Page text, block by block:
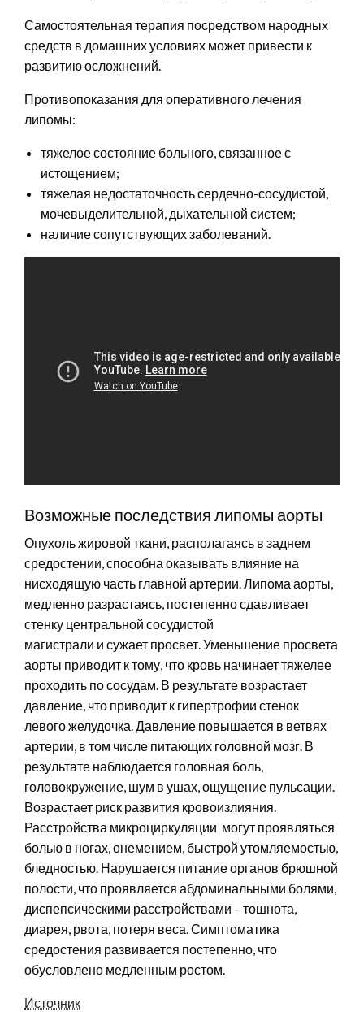
Самостоятельная терапия посредством народных
средств в домашних условиях может привести к
развитию осложнений.
Противопоказания для оперативного лечения
липомы:
тяжелое состояние больного, связанное с
истощением;
тяжелая недостаточность сердечно-сосудистой,
мочевыделительной, дыхательной систем;
наличие сопутствующих заболеваний.
Возможные последствия липомы аорты
Опухоль жировой ткани, располагаясь в заднем
средостении, способна оказывать влияние на
нисходящую часть главной артерии. Липома аорты,
медленно разрастаясь, постепенно сдавливает
стенку центральной сосудистой
магистрали и сужает просвет. Уменьшение просвета
аорты приводит к тому, что кровь начинает тяжелее
проходить по сосудам. В результате возрастает
давление, что приводит к гипертрофии стенок
левого желудочка. Давление повышается в ветвях
артерии, в том числе питающих головной мозг. В
результате наблюдается головная боль,
головокружение, шум в ушах, ощущение пульсации.
Возрастает риск развития кровоизлияния.
Расстройства микроциркуляции могут проявляться
болью в ногах, онемением, быстрой утомляемостью,
бледностью. Нарушается питание органов брюшной
полости, что проявляется абдоминальными болями,
диспепсическими расстройствами – тошнота,
диарея, рвота, потеря веса. Симптоматика
средостения развивается постепенно, что
обусловлено медленным ростом.
Источник